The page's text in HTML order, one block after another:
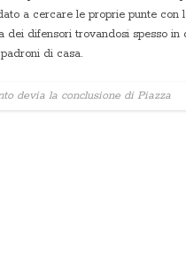
a cercare le proprie punte con
dei difensori trovandosi spesso in
di casa.
devia la conclusione di Piazza